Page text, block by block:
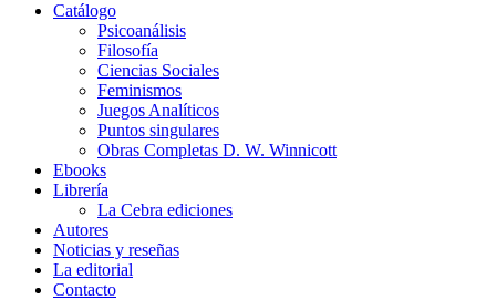
Catálogo
Psicoanálisis
Filosofía
Ciencias Sociales
Feminismos
Juegos Analíticos
Puntos singulares
Obras Completas D. W. Winnicott
Ebooks
Librería
La Cebra ediciones
Autores
Noticias y reseñas
La editorial
Contacto